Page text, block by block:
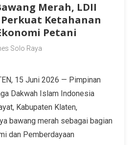
Merah, LDII
Ketahanan
Petani
Solo Raya
15 Juni 2026 — Pimpinan
Dakwah Islam Indonesia
Kabupaten Klaten,
bawang merah sebagai bagian
dan Pemberdayaan